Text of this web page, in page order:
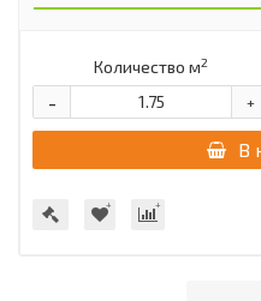
Количество м2
+
-
В